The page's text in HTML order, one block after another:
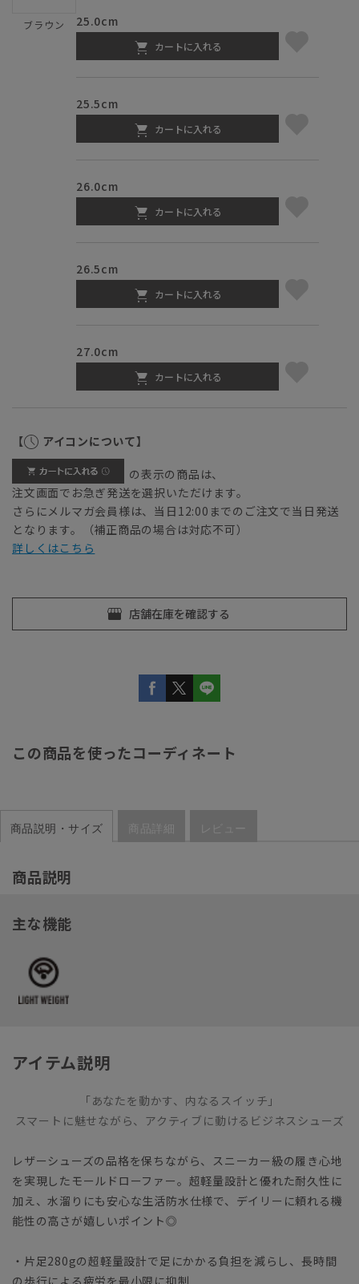
ブラウン 25.0cm
カートに入れる
25.5cm
カートに入れる
26.0cm
カートに入れる
26.5cm
カートに入れる
27.0cm
カートに入れる
【 アイコンについて】
の表示の商品は、
注文画面でお急ぎ発送を選択いただけます。
さらにメルマガ会員様は、当日12:00までのご注文で当日発送
となります。（補正商品の場合は対応不可）
詳しくはこちら
この商品を使ったコーディネート
商品説明・サイズ 商品詳細 レビュー
商品説明
主な機能
アイテム説明
「あなたを動かす、内なるスイッチ」
スマートに魅せながら、アクティブに動けるビジネスシューズ
レザーシューズの品格を保ちながら、スニーカー級の履き心地
を実現したモールドローファー。超軽量設計と優れた耐久性に
加え、水溜りにも安心な生活防水仕様で、デイリーに頼れる機
能性の高さが嬉しいポイント◎
・片足280gの超軽量設計で足にかかる負担を減らし、長時間
の歩行による疲労を最小限に抑制